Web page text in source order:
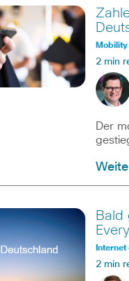
Mobility
2 min
Der
Bald
Internet
2 min